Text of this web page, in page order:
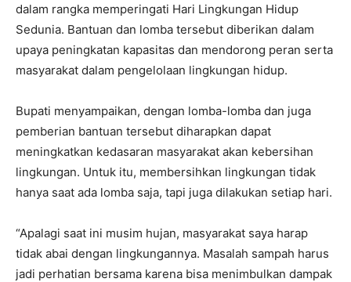
dalam rangka memperingati Hari Lingkungan Hidup
Sedunia. Bantuan dan lomba tersebut diberikan dalam
upaya peningkatan kapasitas dan mendorong peran serta
masyarakat dalam pengelolaan lingkungan hidup.
Bupati menyampaikan, dengan lomba-lomba dan juga
pemberian bantuan tersebut diharapkan dapat
meningkatkan kedasaran masyarakat akan kebersihan
lingkungan. Untuk itu, membersihkan lingkungan tidak
hanya saat ada lomba saja, tapi juga dilakukan setiap hari.
“Apalagi saat ini musim hujan, masyarakat saya harap
tidak abai dengan lingkungannya. Masalah sampah harus
jadi perhatian bersama karena bisa menimbulkan dampak